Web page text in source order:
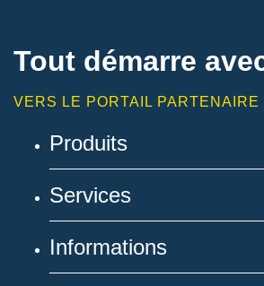
Tout démarre
VERS LE PORTAIL PARTENAIRE
Produits
Services
Informations